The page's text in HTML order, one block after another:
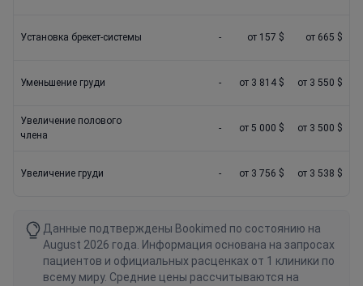
Установка брекет-системы - от 157 $ от 665 $
Уменьшение груди - от 3 814 $ от 3 550 $
Увеличение полового
члена
- от 5 000 $ от 3 500 $
Увеличение груди - от 3 756 $ от 3 538 $
Данные подтверждены Bookimed по состоянию на
August 2026 года. Информация основана на запросах
пациентов и официальных расценках от 1 клиники по
всему миру. Средние цены рассчитываются на